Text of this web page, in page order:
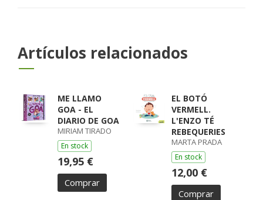
Artículos relacionados
ME LLAMO
GOA - EL
DIARIO DE GOA
MIRIAM TIRADO
En stock
19,95 €
Comprar
EL BOTÓ
VERMELL.
L'ENZO TÉ
REBEQUERIES
MARTA PRADA
En stock
12,00 €
Comprar